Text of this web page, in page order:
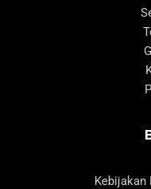
Kebijakan